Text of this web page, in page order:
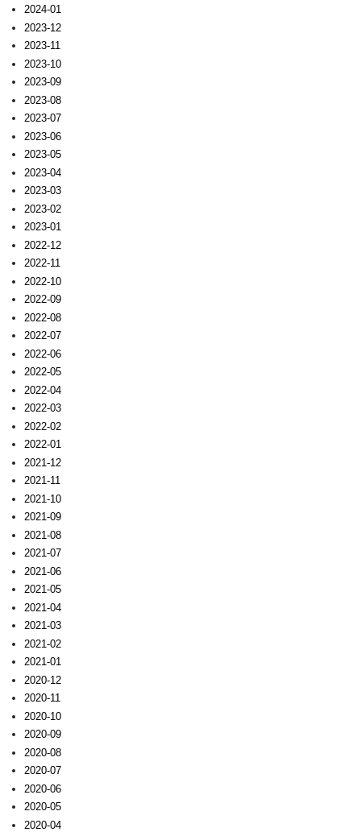
2024-01
2023-12
2023-11
2023-10
2023-09
2023-08
2023-07
2023-06
2023-05
2023-04
2023-03
2023-02
2023-01
2022-12
2022-11
2022-10
2022-09
2022-08
2022-07
2022-06
2022-05
2022-04
2022-03
2022-02
2022-01
2021-12
2021-11
2021-10
2021-09
2021-08
2021-07
2021-06
2021-05
2021-04
2021-03
2021-02
2021-01
2020-12
2020-11
2020-10
2020-09
2020-08
2020-07
2020-06
2020-05
2020-04